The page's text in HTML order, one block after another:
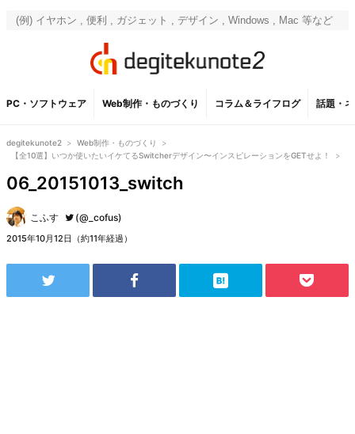
PC・ソフトウェア Web制作・ものづくり コラム＆ライフログ 話題・
degitekunote2 > Web制作・ものづくり
>
【全10選】いつか使いたいイケてるSwitcherデザイン〜インスピレーションをGETせよ！
>
06_20151013_switch
こふす (@_cofus)
2015年10月12日（約11年経過）